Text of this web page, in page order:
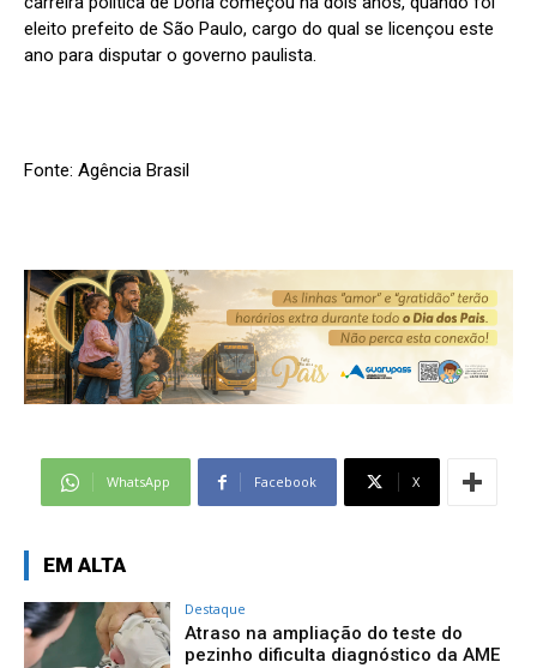
eleito prefeito de São Paulo, cargo do qual se licençou este
ano para disputar o governo paulista.
Fonte: Agência Brasil
WhatsApp Facebook X
EM ALTA
Destaque
Atraso na ampliação do teste do
pezinho dificulta diagnóstico da AME